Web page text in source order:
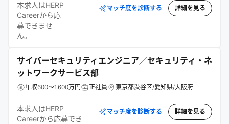
本求人はHERP
Careerから応
募できませ
ん。
マッチ度を診断する 詳細を見る
サイバーセキュリティエンジニア／セキュリティ・ネ
ットワークサービス部
年収600～1,600万円 正社員 東京都渋谷区/愛知県/大阪府
本求人はHERP
Careerから応募でき
マッチ度を診断する 詳細を見る